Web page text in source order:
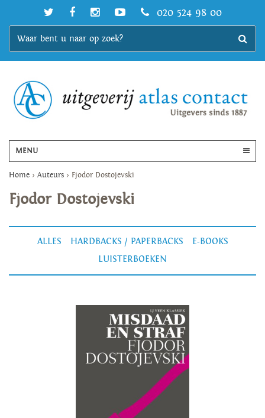
020 524 98 00
MENU
Home > Auteurs > Fjodor Dostojevski
Fjodor Dostojevski
ALLES HARDBACKS / PAPERBACKS
E-BOOKS
LUISTERBOEKEN